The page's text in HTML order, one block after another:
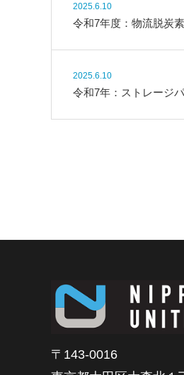
2025.6.10
令和7年度：物流脱炭
2025.6.10
令和7年：ストレージ
〒143-0016